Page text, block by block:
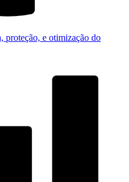
proteção, e otimização do